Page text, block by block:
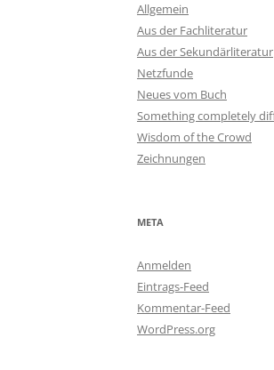
Allgemein
Aus der Fachliteratur
Aus der Sekundärliteratur
Netzfunde
Neues vom Buch
Something completely
Wisdom of the Crowd
Zeichnungen
META
Anmelden
Eintrags-Feed
Kommentar-Feed
WordPress.org